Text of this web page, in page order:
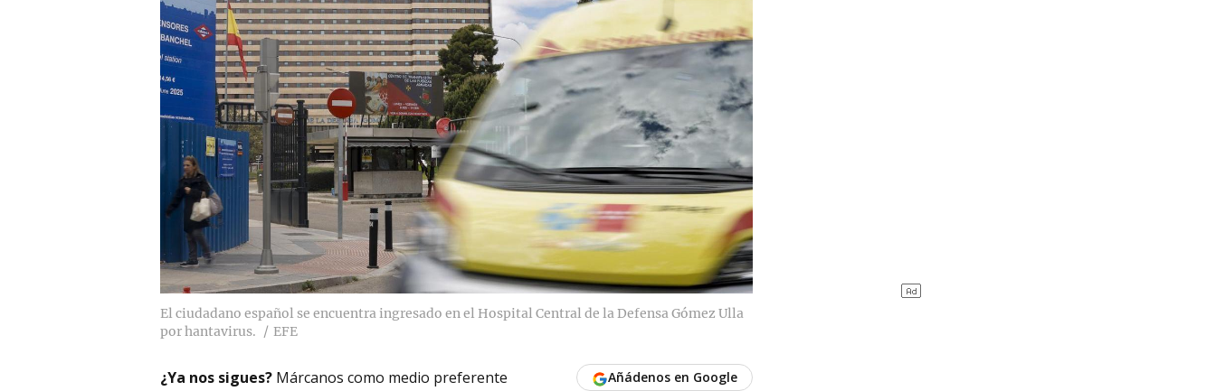
El ciudadano español se encuentra ingresado en el Hospital Central de la Defensa Gómez Ulla
por hantavirus.
EFE
¿Ya nos sigues? Márcanos como medio preferente Añádenos en Google